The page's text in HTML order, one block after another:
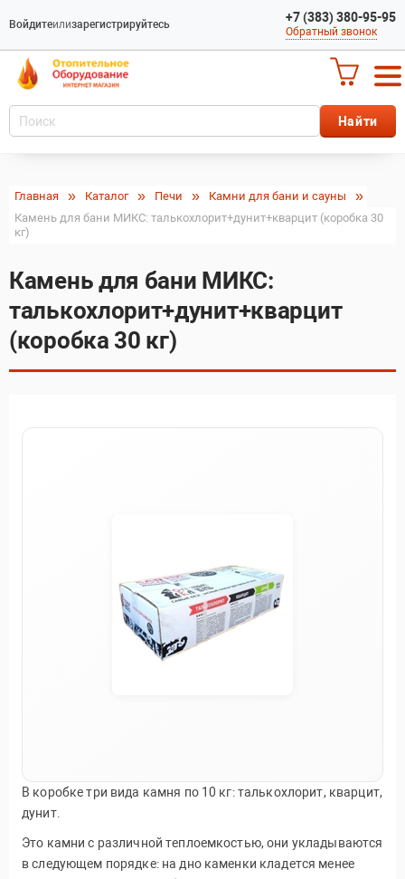
Войдитеилизарегистрируйтесь +7 (383) 380-95-95
Обратный звонок
Главная Каталог Печи
Камни для бани и сауны
Камень для бани МИКС: талькохлорит+дунит+кварцит (коробка 30
кг)
Камень для бани МИКС:
талькохлорит+дунит+кварцит
(коробка 30 кг)
В коробке три вида камня по 10 кг: талькохлорит, кварцит,
дунит.
Это камни с различной теплоемкостью, они укладываются
в следующем порядке: на дно каменки кладется менее